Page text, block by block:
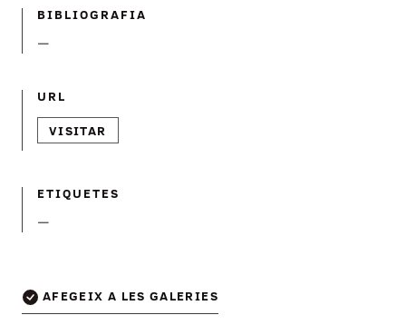
BIBLIOGRAFIA
—
URL
VISITAR
ETIQUETES
—
AFEGEIX A LES GALERIES